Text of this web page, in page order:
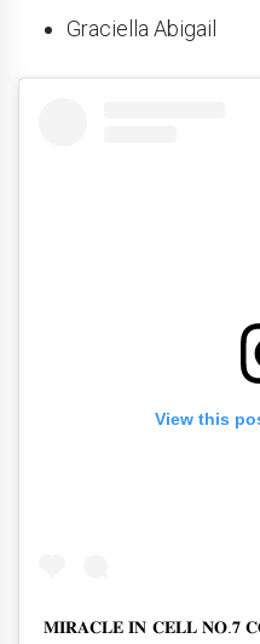
Graciella Abigail
View this
𝐌𝐈𝐑𝐀𝐂𝐋𝐄 𝐈𝐍 𝐂𝐄𝐋𝐋 𝐍𝐎.𝟕